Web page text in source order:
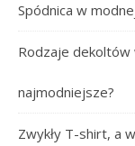
Spódnica w
Rodzaje dekoltów
najmodniejsze?
Zwykły T-shirt, a